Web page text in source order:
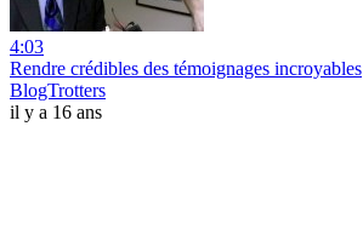
4:03
Rendre crédibles des témoignages incroyables
BlogTrotters
il y a 16 ans